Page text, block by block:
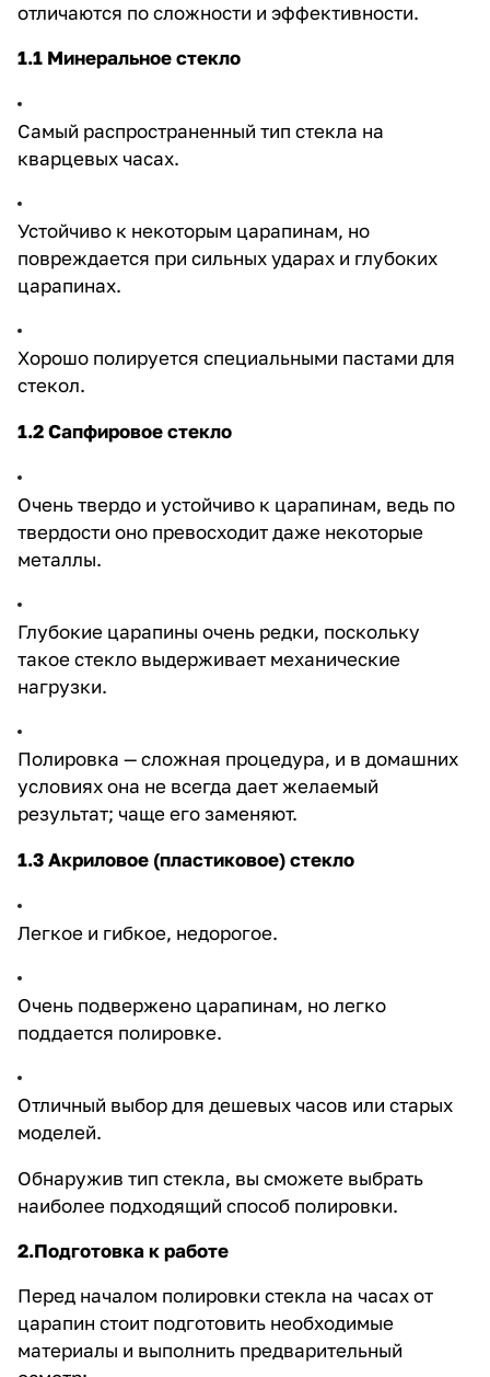
отличаются по сложности и эффективности.
1.1 Минеральное стекло
Самый распространенный тип стекла на
кварцевых часах.
Устойчиво к некоторым царапинам, но
повреждается при сильных ударах и глубоких
царапинах.
Хорошо полируется специальными пастами для
стекол.
1.2 Сапфировое стекло
Очень твердо и устойчиво к царапинам, ведь по
твердости оно превосходит даже некоторые
металлы.
Глубокие царапины очень редки, поскольку
такое стекло выдерживает механические
нагрузки.
Полировка — сложная процедура, и в домашних
условиях она не всегда дает желаемый
результат; чаще его заменяют.
1.3 Акриловое (пластиковое) стекло
Легкое и гибкое, недорогое.
Очень подвержено царапинам, но легко
поддается полировке.
Отличный выбор для дешевых часов или старых
моделей.
Обнаружив тип стекла, вы сможете выбрать
наиболее подходящий способ полировки.
2.Подготовка к работе
Перед началом полировки стекла на часах от
царапин стоит подготовить необходимые
материалы и выполнить предварительный